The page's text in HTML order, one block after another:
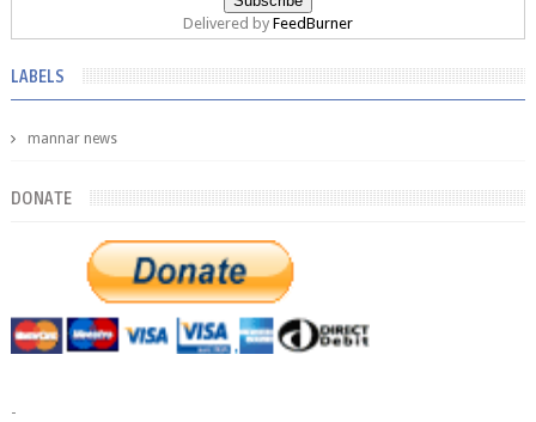
Delivered by FeedBurner
LABELS
mannar news
DONATE
-